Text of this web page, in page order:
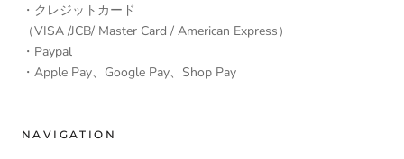
・クレジットカード
（VISA /JCB/ Master Card / American Express）
・Paypal
・Apple Pay、Google Pay、Shop Pay
NAVIGATION